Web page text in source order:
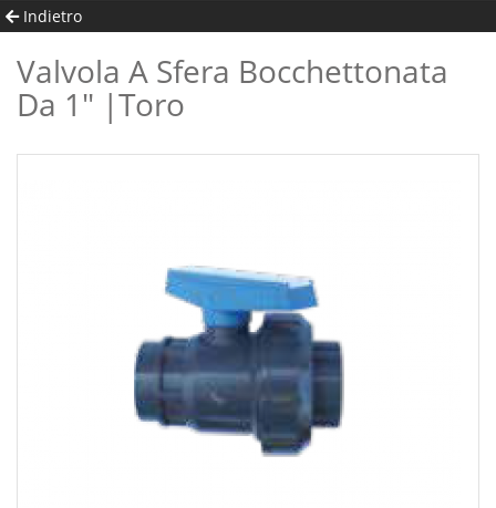
Indietro
Valvola A Sfera Bocchettonata
Da 1" |Toro